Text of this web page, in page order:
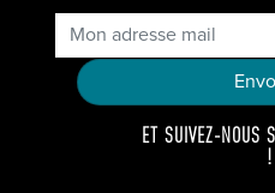
ET SUIVEZ-NOUS
!